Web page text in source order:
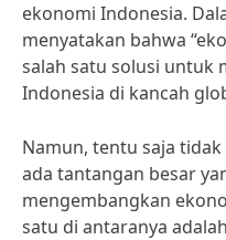
ekonomi Indonesia.
menyatakan bahwa
salah satu solusi untuk
Indonesia di kancah
Namun, tentu saja
ada tantangan besar
mengembangkan
satu di antaranya